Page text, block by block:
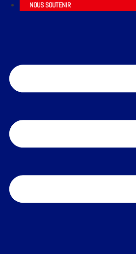
NOUS SOUTENIR